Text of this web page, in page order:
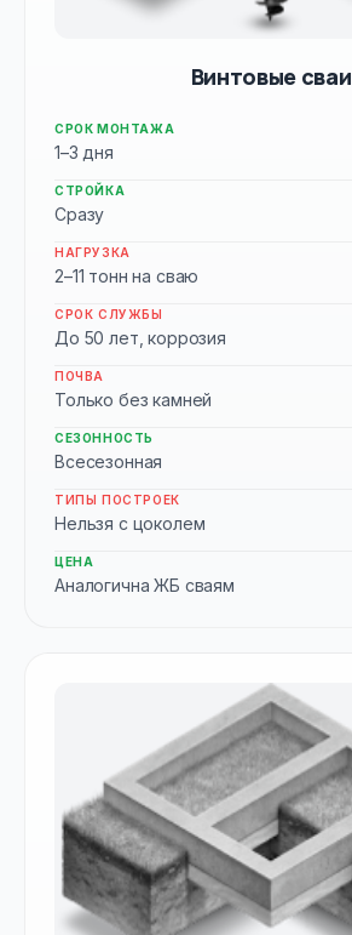
Винтовые сваи
СРОК МОНТАЖА
1–3 дня
СТРОЙКА
Сразу
НАГРУЗКА
2–11 тонн на сваю
СРОК СЛУЖБЫ
До 50 лет, коррозия
ПОЧВА
Только без камней
СЕЗОННОСТЬ
Всесезонная
ТИПЫ ПОСТРОЕК
Нельзя с цоколем
ЦЕНА
Аналогична ЖБ сваям